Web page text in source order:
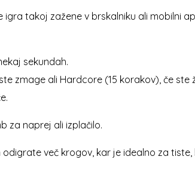
igra takoj zažene v brskalniku ali mobilni
sekundah.
zmage ali Hardcore (15 korakov), če ste
za naprej ali izplačilo.
več krogov, kar je idealno za tiste,